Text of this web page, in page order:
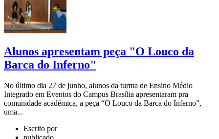
Alunos apresentam peça "O Louco da
Barca do Inferno"
No último dia 27 de junho, alunos da turma de Ensino Médio
Integrado em Eventos do Campus Brasília apresentaram pra
comunidade acadêmica, a peça “O Louco da Barca do Inferno”,
uma...
Escrito por